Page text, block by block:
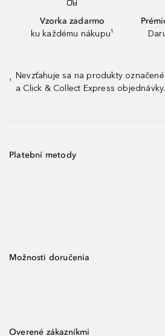
Vzorka zadarmo
ku každému nákupu¹
¹
Nevzťahuje sa na produkty
a Click & Collect Express objednávky.
Platební metody
Možnosti doručenia
Overené zákazníkmi